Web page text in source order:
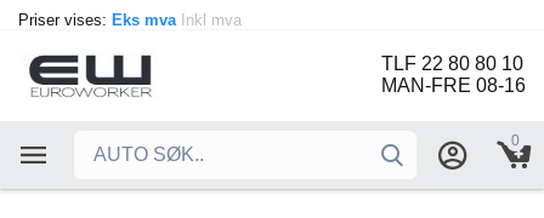
Priser vises: Eks mva Inkl mva
TLF 22 80 80 10
MAN-FRE 08-16
0